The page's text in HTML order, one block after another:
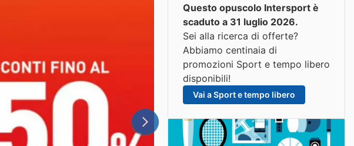
Questo opuscolo Intersport è
scaduto a 31 luglio 2026.
Sei alla ricerca di offerte?
Abbiamo centinaia di
promozioni Sport e tempo libero
disponibili!
Vai a Sport e tempo libero